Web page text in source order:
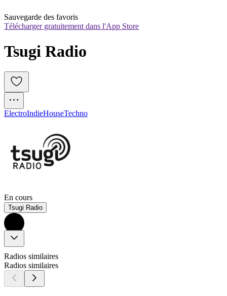
Sauvegarde des favoris
Télécharger gratuitement dans l'App Store
Tsugi Radio
ElectroIndieHouseTechno
En cours
Tsugi Radio
Radios similaires
Radios similaires